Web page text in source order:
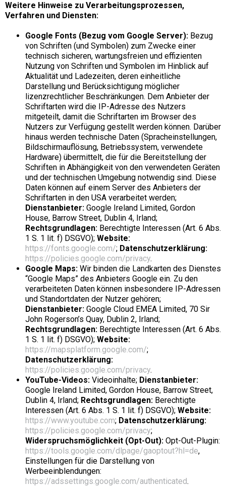
Weitere Hinweise zu Verarbeitungsprozessen,
Verfahren und Diensten:
Google Fonts (Bezug vom Google Server): Bezug
von Schriften (und Symbolen) zum Zwecke einer
technisch sicheren, wartungsfreien und effizienten
Nutzung von Schriften und Symbolen im Hinblick auf
Aktualität und Ladezeiten, deren einheitliche
Darstellung und Berücksichtigung möglicher
lizenzrechtlicher Beschränkungen. Dem Anbieter der
Schriftarten wird die IP-Adresse des Nutzers
mitgeteilt, damit die Schriftarten im Browser des
Nutzers zur Verfügung gestellt werden können. Darüber
hinaus werden technische Daten (Spracheinstellungen,
Bildschirmauflösung, Betriebssystem, verwendete
Hardware) übermittelt, die für die Bereitstellung der
Schriften in Abhängigkeit von den verwendeten Geräten
und der technischen Umgebung notwendig sind. Diese
Daten können auf einem Server des Anbieters der
Schriftarten in den USA verarbeitet werden;
Dienstanbieter: Google Ireland Limited, Gordon
House, Barrow Street, Dublin 4, Irland;
Rechtsgrundlagen: Berechtigte Interessen (Art. 6 Abs.
1 S. 1 lit. f) DSGVO); Website:
https://fonts.google.com/; Datenschutzerklärung:
https://policies.google.com/privacy.
Google Maps: Wir binden die Landkarten des Dienstes
“Google Maps” des Anbieters Google ein. Zu den
verarbeiteten Daten können insbesondere IP-Adressen
und Standortdaten der Nutzer gehören;
Dienstanbieter: Google Cloud EMEA Limited, 70 Sir
John Rogerson’s Quay, Dublin 2, Irland;
Rechtsgrundlagen: Berechtigte Interessen (Art. 6 Abs.
1 S. 1 lit. f) DSGVO); Website:
https://mapsplatform.google.com/;
Datenschutzerklärung:
https://policies.google.com/privacy.
YouTube-Videos: Videoinhalte; Dienstanbieter:
Google Ireland Limited, Gordon House, Barrow Street,
Dublin 4, Irland; Rechtsgrundlagen: Berechtigte
Interessen (Art. 6 Abs. 1 S. 1 lit. f) DSGVO); Website:
https://www.youtube.com; Datenschutzerklärung:
https://policies.google.com/privacy;
Widerspruchsmöglichkeit (Opt-Out): Opt-Out-Plugin:
https://tools.google.com/dlpage/gaoptout?hl=de,
Einstellungen für die Darstellung von
Werbeeinblendungen:
https://adssettings.google.com/authenticated.